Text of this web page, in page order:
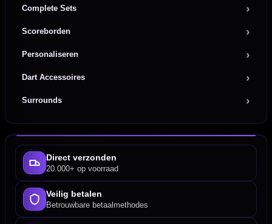
Complete Sets
Scoreborden
Personaliseren
Dart Accessoires
Surrounds
Direct verzonden
20.000+ op voorraad
Veilig betalen
Betrouwbare betaalmethodes